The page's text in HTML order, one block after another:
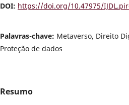
DOI: https://doi.org/10.47975/
Palavras-chave: Metaverso, Direito
Proteção de dados
Resumo